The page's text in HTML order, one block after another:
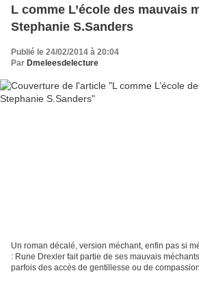
L comme L’école des mauvais
Stephanie S.Sanders
Publié le 24/02/2014 à 20:04
Par Dmeleesdelecture
Un roman décalé, version méchant, enfin pas si
: Rune Drexler fait partie de ses mauvais
parfois des accès de gentillesse ou de